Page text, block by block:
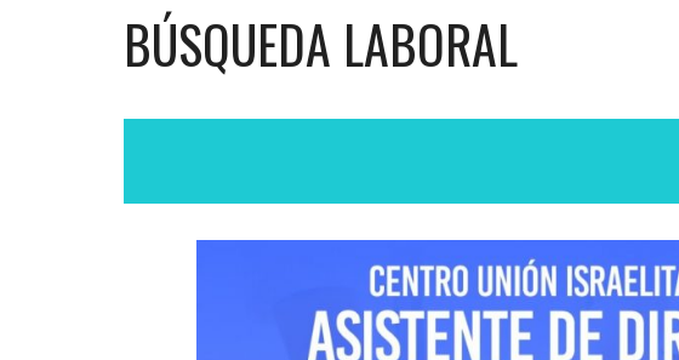
BÚSQUEDA LABORAL